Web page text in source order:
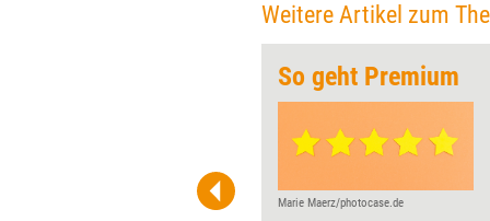
Weitere Artikel zum
So geht Premium
Marie Maerz/photocase.de